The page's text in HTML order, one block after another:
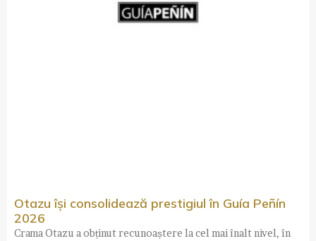
Otazu își consolidează prestigiul în Guía Peñín
2026
Crama Otazu a obținut recunoaștere la cel mai înalt nivel, în